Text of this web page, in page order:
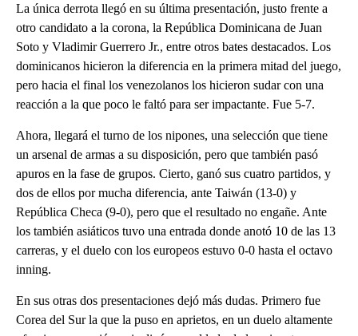
La única derrota llegó en su última presentación, justo frente a
otro candidato a la corona, la República Dominicana de Juan
Soto y Vladimir Guerrero Jr., entre otros bates destacados. Los
dominicanos hicieron la diferencia en la primera mitad del juego,
pero hacia el final los venezolanos los hicieron sudar con una
reacción a la que poco le faltó para ser impactante. Fue 5-7.
Ahora, llegará el turno de los nipones, una selección que tiene
un arsenal de armas a su disposición, pero que también pasó
apuros en la fase de grupos. Cierto, ganó sus cuatro partidos, y
dos de ellos por mucha diferencia, ante Taiwán (13-0) y
República Checa (9-0), pero que el resultado no engañe. Ante
los también asiáticos tuvo una entrada donde anotó 10 de las 13
carreras, y el duelo con los europeos estuvo 0-0 hasta el octavo
inning.
En sus otras dos presentaciones dejó más dudas. Primero fue
Corea del Sur la que la puso en aprietos, en un duelo altamente